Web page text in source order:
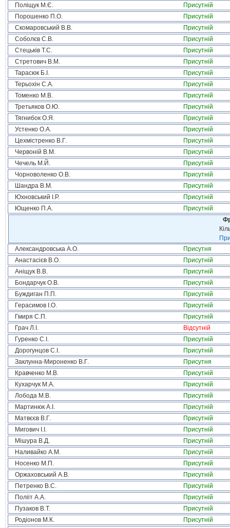
Поліщук М.Є.
Присутній
Порошенко П.О.
Присутній
Скомаровський В.В.
Присутній
Соболєв С.В.
Присутній
Стецьків Т.С.
Присутній
Стретович В.М.
Присутній
Тарасюк Б.І.
Присутній
Терьохін С.А.
Присутній
Томенко М.В.
Присутній
Третьяков О.Ю.
Присутній
Тягнибок О.Я.
Присутній
Устенко О.А.
Присутній
Цехмістренко В.Г.
Присутній
Червоній В.М.
Присутній
Чечель М.Й.
Присутній
Чорноволенко О.В.
Присутній
Шандра В.М.
Присутній
Юхновський І.Р.
Присутній
Ющенко П.А.
Присутній
Александровська А.О.
Присутня
Анастасієв В.О.
Присутній
Аніщук В.В.
Присутній
Бондарчук О.В.
Присутній
Буждиган П.П.
Присутній
Герасимов І.О.
Присутній
Гмиря С.П.
Присутній
Грач Л.І.
Відсутній
Гуренко С.І.
Присутній
Дорогунцов С.І.
Присутній
Заклунна-Мироненко В.Г.
Присутня
Кравченко М.В.
Присутній
Кухарчук М.А.
Присутній
Лобода М.В.
Присутній
Мартинюк А.І.
Присутній
Матвєєв В.Г.
Присутній
Мигович І.І.
Присутній
Мішура В.Д.
Присутній
Наливайко А.М.
Присутній
Носенко М.П.
Присутній
Оржаховський А.В.
Присутній
Петренко В.С.
Присутній
Полііт А.А.
Присутній
Пузаков В.Т.
Присутній
Родіонов М.К.
Присутній